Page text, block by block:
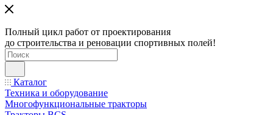
Полный цикл работ от проектирования
до строительства и реновации спортивных полей!
Каталог
Техника и оборудование
Многофункциональные тракторы